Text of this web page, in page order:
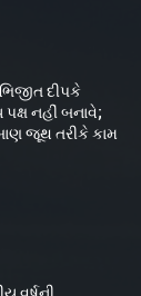
દીપકે
નહીં બનાવે;
જૂથ તરીકે કામ